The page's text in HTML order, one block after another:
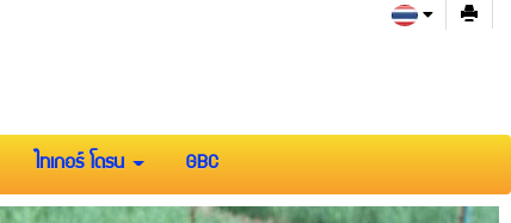
ไทเกอร์ โดรน GBC